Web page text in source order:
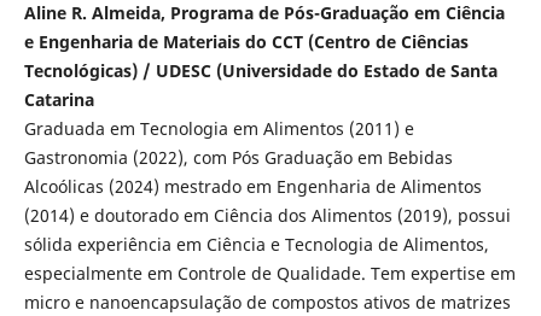
Aline R. Almeida, Programa de Pós-Graduação em Ciência
e Engenharia de Materiais do CCT (Centro de Ciências
Tecnológicas) / UDESC (Universidade do Estado de Santa
Catarina
Graduada em Tecnologia em Alimentos (2011) e
Gastronomia (2022), com Pós Graduação em Bebidas
Alcoólicas (2024) mestrado em Engenharia de Alimentos
(2014) e doutorado em Ciência dos Alimentos (2019), possui
sólida experiência em Ciência e Tecnologia de Alimentos,
especialmente em Controle de Qualidade. Tem expertise em
micro e nanoencapsulação de compostos ativos de matrizes